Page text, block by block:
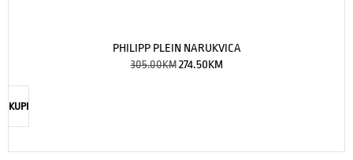
PHILIPP PLEIN NARUKVICA
305.00KM 274.50KM
KUPI